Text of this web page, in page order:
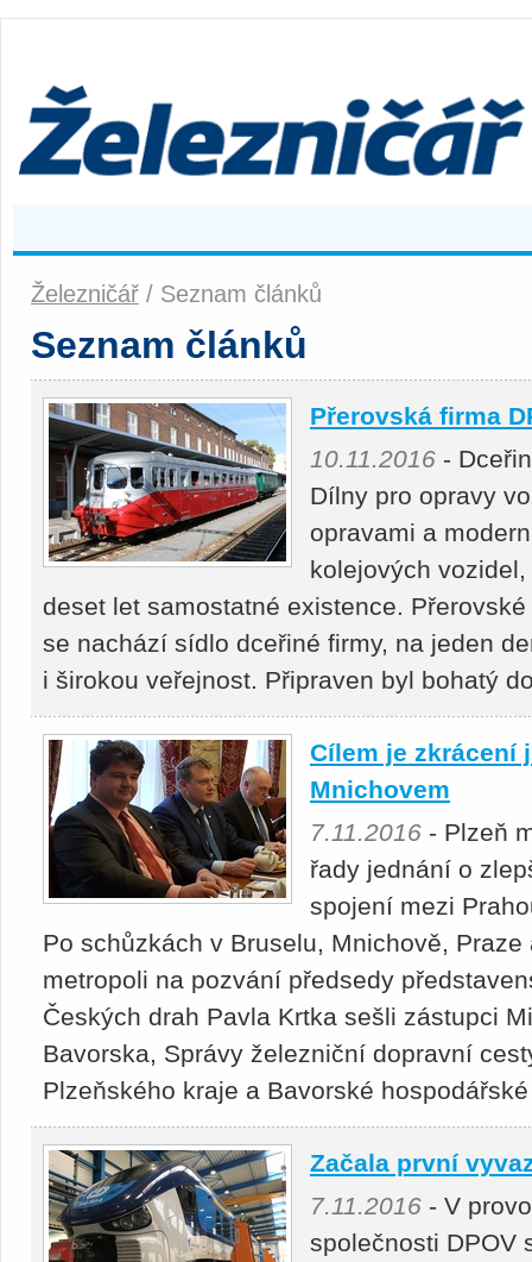
Železničář / Seznam článků
Seznam článků
Přerovská firma
10.11.2016 -
Dílny pro opravy
opravami a
kolejových
deset let samostatné existence.
se nachází sídlo dceřiné firmy, na jeden
i širokou veřejnost. Připraven byl bohatý
Cílem je zkrácení
Mnichovem
7.11.2016 - Plzeň
řady jednání o
spojení mezi
Po schůzkách v Bruselu, Mnichově,
metropoli na pozvání předsedy
Českých drah Pavla Krtka sešli zástupci
Bavorska, Správy železniční dopravní
Plzeňského kraje a Bavorské
Začala první
7.11.2016 - V
společnosti DPOV